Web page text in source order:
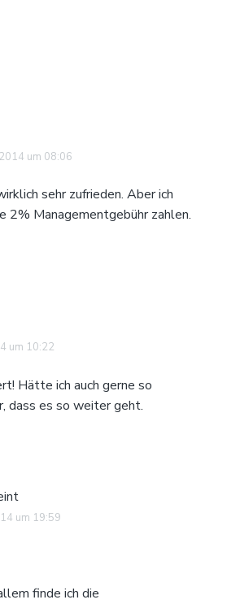
um 08:06
sehr zufrieden. Aber ich
2% Managementgebühr zahlen.
um 10:22
Hätte ich auch gerne so
dass es so weiter geht.
um 19:59
finde ich die